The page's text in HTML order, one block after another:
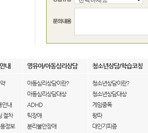
내 영유아/아동심리상담 청소년상담/학습코칭
안내
절차
정보
아동심리상담이란?
아동심리상담대상
ADHD
틱장애
분리불안장애
청소년상담이란?
청소년상담대상
게임중독
왕따
대인기피증